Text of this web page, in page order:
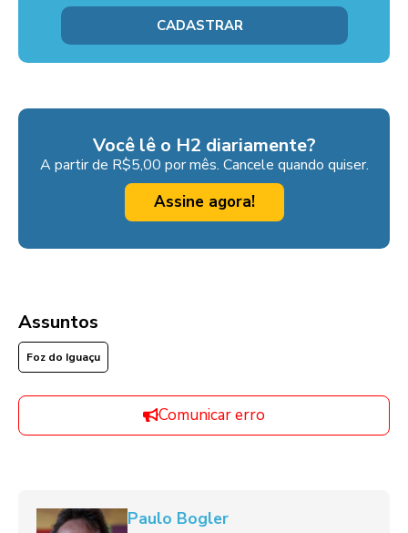
Você lê o H2 diariamente?
A partir de R$5,00 por mês. Cancele quando quiser.
Assine agora!
Assuntos
Foz do Iguaçu
Comunicar erro
Paulo Bogler